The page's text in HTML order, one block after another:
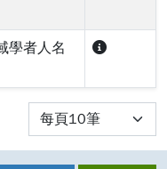
學者人名